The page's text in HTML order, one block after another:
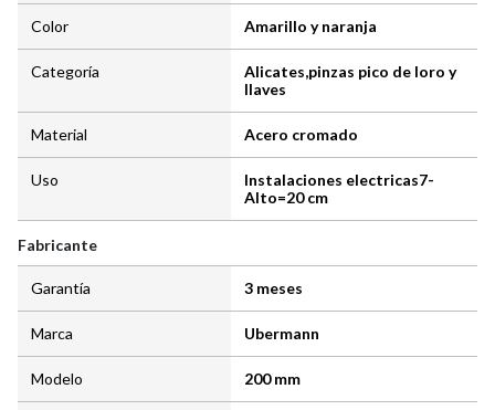
Color Amarillo y naranja
Categoría
Alicates,pinzas pico de loro y
llaves
Material Acero cromado
Uso
Instalaciones electricas7-
Alto=20 cm
Fabricante
Garantía 3 meses
Marca Ubermann
Modelo 200 mm